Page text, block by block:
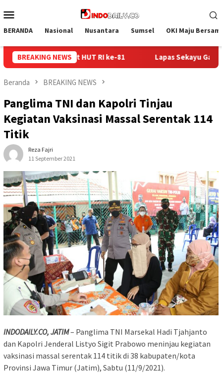
ke
Mobile
BERANDA Nasional Nusantara Sumsel OKI Maju
BREAKING NEWS
Sekayu Gandeng Kwarcab Muba Berikan Materi Dasar
Beranda BREAKING NEWS
Panglima TNI dan Kapolri Tinjau
Kegiatan Vaksinasi Massal Serentak 114
Titik
Reza Fajri
11 September 2021
INDODAILY.CO, JATIM– Panglima TNI Marsekal Hadi Tjahjanto
dan Kapolri Jenderal Listyo Sigit Prabowo meninjau kegiatan
vaksinasi massal serentak 114 titik di 38 kabupaten/kota
Provinsi Jawa Timur (Jatim), Sabtu (11/9/2021).